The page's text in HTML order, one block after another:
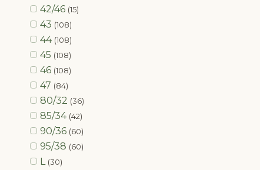
42/46 (15)
43 (108)
44 (108)
45 (108)
46 (108)
47 (84)
80/32 (36)
85/34 (42)
90/36 (60)
95/38 (60)
L (30)